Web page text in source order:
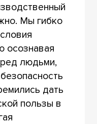
Мы гибко
осознавая
людьми,
дать
пользы в